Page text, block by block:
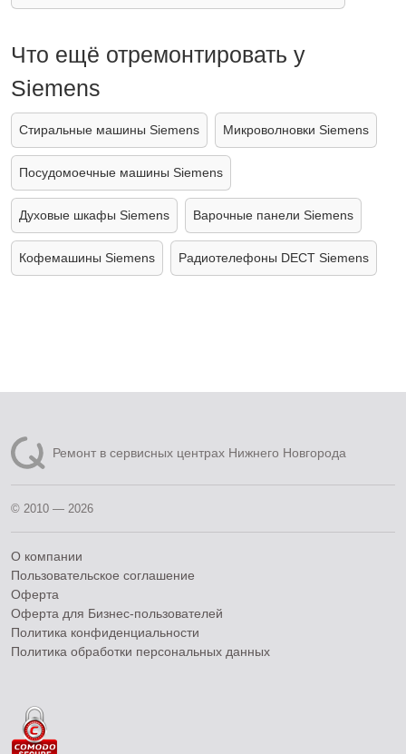
Что ещё отремонтировать у
Siemens
Стиральные машины Siemens Микроволновки Siemens
Посудомоечные машины Siemens
Духовые шкафы Siemens Варочные панели Siemens
Кофемашины Siemens Радиотелефоны DECT Siemens
Ремонт в сервисных центрах Нижнего Новгорода
© 2010 — 2026
О компании
Пользовательское соглашение
Оферта
Оферта для Бизнес-пользователей
Политика конфиденциальности
Политика обработки персональных данных